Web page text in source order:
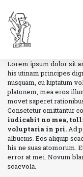
Lorem ipsum dolor sit
his utinam principes
nusquam, cu luptatum
platonem, mea eros
movet saperet
Consetetur omittantur
iudicabit no mea,
voluptaria in pri.Ad
albucius. Eos aliquip
his ne suas atomorum.
error at mei. Novum
scaevola.